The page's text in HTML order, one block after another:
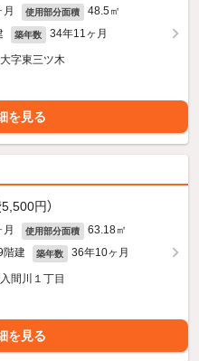
使用部分面積 48.5㎡
築年数 34年11ヶ月
字東三ツ木
を見る
円）
使用部分面積 63.18㎡
階建 築年数 36年10ヶ月
間川１丁目
を見る